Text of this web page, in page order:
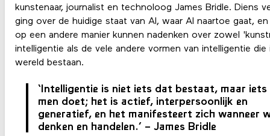
kunstenaar, journalist en technoloog James Bridle. Diens
ging over de huidige staat van AI, waar AI naartoe gaat,
op een andere manier kunnen nadenken over zowel
intelligentie als de vele andere vormen van intelligentie die
wereld bestaan.
‘Intelligentie is niet iets dat bestaat, maar
men doet; het is actief, interpersoonlijk en
generatief, en het manifesteert zich wanneer
denken en handelen.’ – James Bridle